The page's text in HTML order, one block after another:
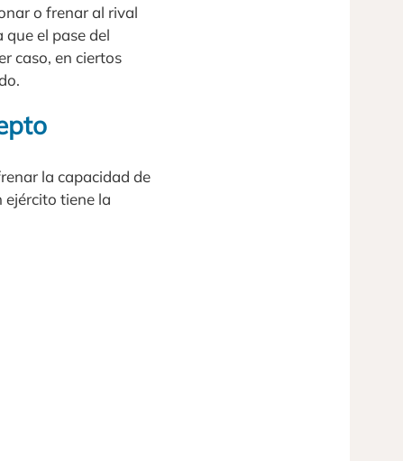
o frenar al rival
el pase del
caso, en ciertos
la capacidad de
ejército tiene la